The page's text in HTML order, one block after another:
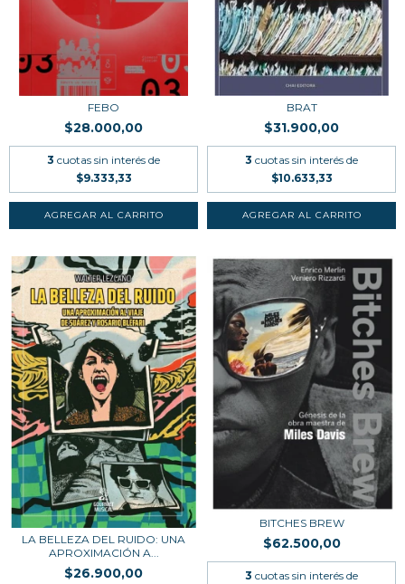
FEBO
$28.000,00
3 cuotas sin interés de
$9.333,33
BRAT
$31.900,00
3 cuotas sin interés de
$10.633,33
LA BELLEZA DEL RUIDO: UNA
APROXIMACIÓN A...
$26.900,00
BITCHES BREW
$62.500,00
3 cuotas sin interés de